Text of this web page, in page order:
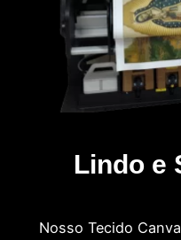
Lindo e
Nosso Tecido